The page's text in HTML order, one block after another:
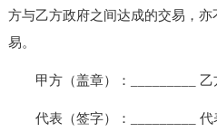
方与乙方政府之间达成的交易，
易。
甲方（盖章）：_________ 乙
代表（签字）：_________ 代